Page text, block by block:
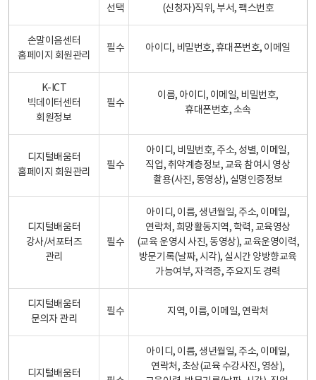
선택 (신청자)직위, 부서, 팩스번호
손말이음센터
홈페이지 회원관리
필수 아이디, 비밀번호, 휴대폰번호, 이메일
K-ICT
빅데이터센터
회원정보
필수
이름, 아이디, 이메일, 비밀번호,
휴대폰번호, 소속
디지털배움터
홈페이지 회원관리
필수
아이디, 비밀번호, 주소, 성별, 이메일,
직업, 취약계층정보, 교육 참여시 영상
촬용(사진, 동영상), 실명인증정보
디지털배움터
강사/서포터즈
관리
필수
아이디, 이름, 생년월일, 주소, 이메일,
연락처, 희망활동지역, 학력, 교육영상
(교육 운영시 사진, 동영상), 교육운영이력,
방문기록(날짜, 시각), 실시간 양방향교육
가능여부, 자격증, 주요지도 경력
디지털배움터
문의자 관리
필수 지역, 이름, 이메일, 연락처
디지털배움터
아이디, 이름, 생년월일, 주소, 이메일,
연락처, 초상(교육 수강사진, 영상),